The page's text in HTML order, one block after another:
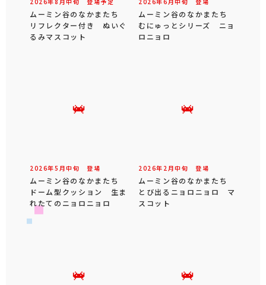
ムーミン谷のなかまたち
リフレクター付き ぬいぐ
るみマスコット
ムーミン谷のなかまたち
むにゅっとシリーズ ニョ
ロニョロ
2026年5 月中旬 登場
ムーミン谷のなかまたち
ドーム型クッション 生ま
れたてのニョロニョロ
2026年 2 月中旬 登場
ムーミン谷のなかまたち
とび出るニョロニョロ マ
スコット